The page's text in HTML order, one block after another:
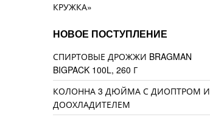
КРУЖКА»
НОВОЕ ПОСТУПЛЕНИЕ
СПИРТОВЫЕ ДРОЖЖИ BRAGMAN
BIGPACK 100L, 260 Г
КОЛОННА 3 ДЮЙМА С ДИОПТРОМ И
ДООХЛАДИТЕЛЕМ